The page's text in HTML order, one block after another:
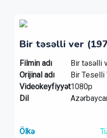
Bir təsəlli ver
Filmin adı
Bir təsəlli
Orijinal adı
Bir Teselli
Videokeyfiyyət1080p
Dil
Ölkə